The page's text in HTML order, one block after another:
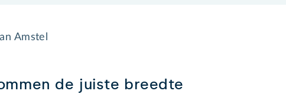
Amstel
de juiste breedte